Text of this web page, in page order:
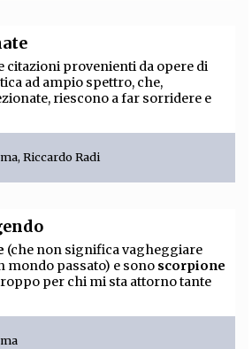
citazioni provenienti da opere di
ad ampio spettro, che,
riescono a far sorridere e
,Riccardo Radi
(che non significa vagheggiare
mondo passato) e sono scorpione
per chi mi sta attorno tante